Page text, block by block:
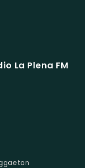
La Plena FM